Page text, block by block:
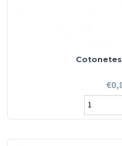
€
de